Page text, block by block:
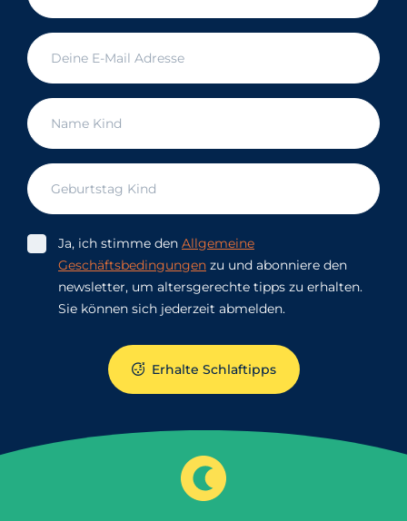
Ja, ich stimme den Allgemeine
Geschäftsbedingungen zu und abonniere den
newsletter, um altersgerechte tipps zu erhalten.
Sie können sich jederzeit abmelden.
Erhalte Schlaftipps